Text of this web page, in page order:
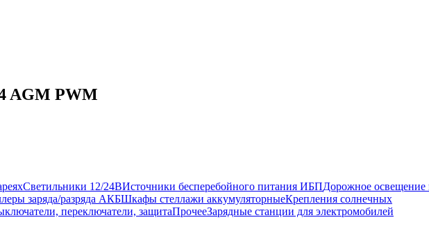
AGM PWM
Светильники 12/24ВИсточники бесперебойного питания ИБПДорожное освещение
заряда/разряда АКБШкафы стеллажи аккумуляторныеКрепления солнечных
переключатели, защитаПрочееЗарядные станции для электромобилей